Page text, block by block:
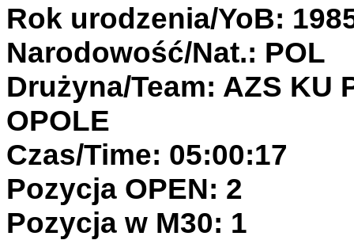
Rok urodzenia/YoB:
Narodowość/Nat.: POL
Drużyna/Team: AZS KU
OPOLE
Czas/Time: 05:00:17
Pozycja OPEN: 2
Pozycja w M30: 1